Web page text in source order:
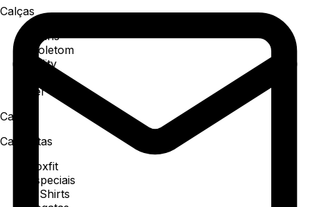
Calças
Jeans
Moletom
Utility
Ver todos
Camisa
Camisetas
Boxfit
Especiais
T-Shirts